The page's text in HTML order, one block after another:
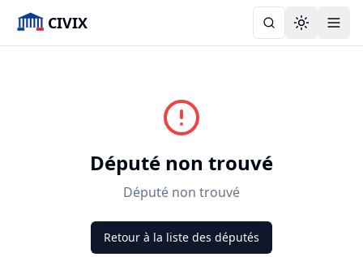
CIVIX Toggle
Député non trouvé
Député non trouvé
Retour à la liste des députés